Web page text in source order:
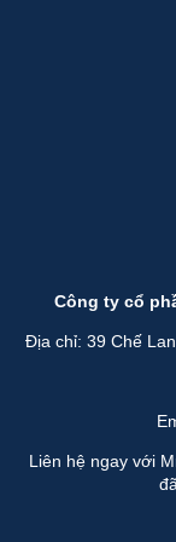
Công ty cổ
Địa chỉ: 39 Chế
Liên hệ ngay với